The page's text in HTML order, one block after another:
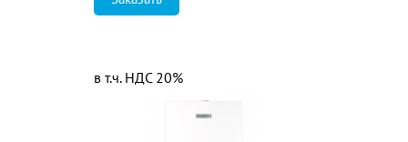
в т.ч. НДС 20%